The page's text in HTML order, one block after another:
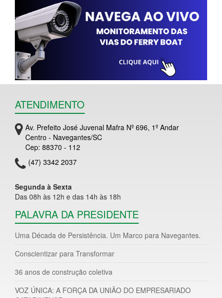
ATENDIMENTO
Av. Prefeito José Juvenal Mafra Nº 696, 1º Andar
Centro - Navegantes/SC
Cep: 88370 - 112
(47) 3342 2037
Segunda à Sexta
Das 08h às 12h e das 14h às 18h
PALAVRA DA PRESIDENTE
Uma Década de Persistência. Um Marco para Navegantes.
Conscientizar para Transformar
36 anos de construção coletiva
VOZ ÚNICA: A FORÇA DA UNIÃO DO EMPRESARIADO